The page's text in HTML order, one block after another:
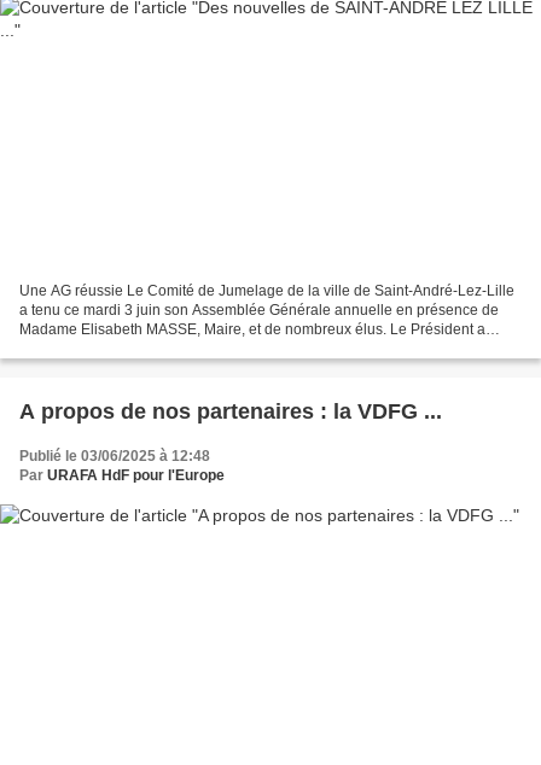
Une AG réussie Le Comité de Jumelage de la ville de Saint-André-Lez-Lille
a tenu ce mardi 3 juin son Assemblée Générale annuelle en présence de
Madame Elisabeth MASSE, Maire, et de nombreux élus. Le Président a
A propos de nos partenaires : la VDFG ...
Publié le 03/06/2025 à 12:48
Par URAFA HdF pour l'Europe